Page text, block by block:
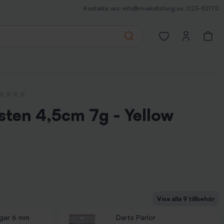
Kontakta oss: info@miekofishing.se, 023-62170
Search
Open favorites
4,5cm 7g - Yellow
Visa alla 9 tillbehör
6 mm Darts Pärlor